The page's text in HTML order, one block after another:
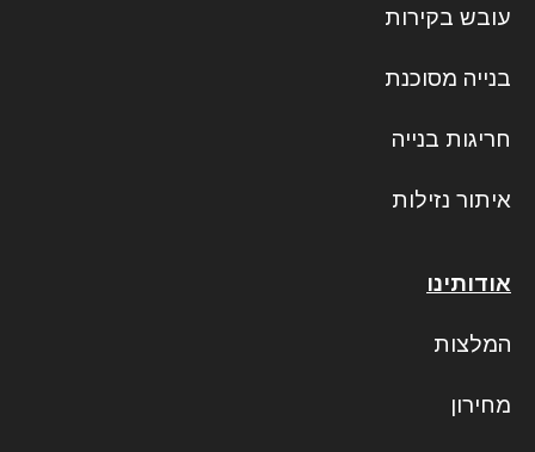
עובש בקירות
בנייה מסוכנת
חריגות בנייה
איתור נזילות
אודותינו
המלצות
מחירון